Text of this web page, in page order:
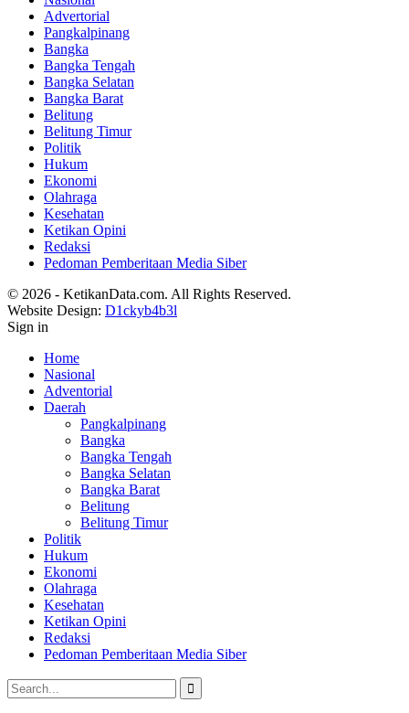
Advertorial
Pangkalpinang
Bangka
Bangka Tengah
Bangka Selatan
Bangka Barat
Belitung
Belitung Timur
Politik
Hukum
Ekonomi
Olahraga
Kesehatan
Ketikan Opini
Redaksi
Pedoman Pemberitaan Media Siber
© 2026 - KetikanData.com. All Rights Reserved.
Website Design: D1ckyb4b3l
Sign in
Home
Nasional
Adventorial
Daerah
Pangkalpinang
Bangka
Bangka Tengah
Bangka Selatan
Bangka Barat
Belitung
Belitung Timur
Politik
Hukum
Ekonomi
Olahraga
Kesehatan
Ketikan Opini
Redaksi
Pedoman Pemberitaan Media Siber